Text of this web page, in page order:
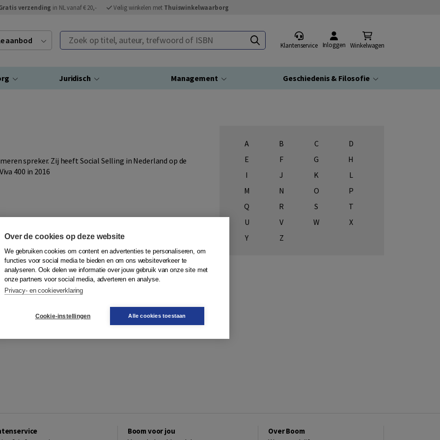
verzending in NL vanaf € 20,- Veilig winkelen met Thuiswinkelwaarborg
aanbod Zoek op titel, auteur, trefwoord of ISBN
Klantenservice Inloggen Winkelwagen
Juridisch Management Geschiedenis & Filosofie
spreker. Zij heeft Social Selling in Nederland op de
400 in 2016
A B C
D
E
F G
H
I
J K
L
M
N O
P
Q
R S
T
U
V W
X
Y
Z
Boom voor jou Over Boom
Over de cookies op deze website
We gebruiken cookies om content en advertenties te personaliseren, om
functies voor social media te bieden en om ons websiteverkeer te
analyseren. Ook delen we informatie over jouw gebruik van onze site met
onze partners voor social media, adverteren en analyse.
Privacy- en cookieverklaring
Cookie-instellingen Alle cookies toestaan